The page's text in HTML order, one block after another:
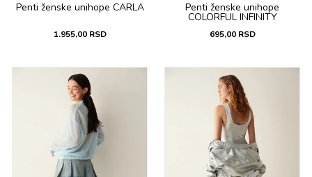
Penti ženske unihope CARLA
1.955,00 RSD
Penti ženske unihope
COLORFUL INFINITY
695,00 RSD